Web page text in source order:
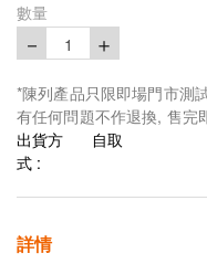
數量
－ 1 ＋
*陳列產品只限即場門市測
有任何問題不作退換, 售完
出貨方
式 :
自取
詳情